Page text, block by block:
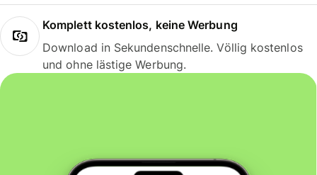
Komplett kostenlos, keine Werbung
Download in Sekundenschnelle. Völlig kostenlos
und ohne lästige Werbung.